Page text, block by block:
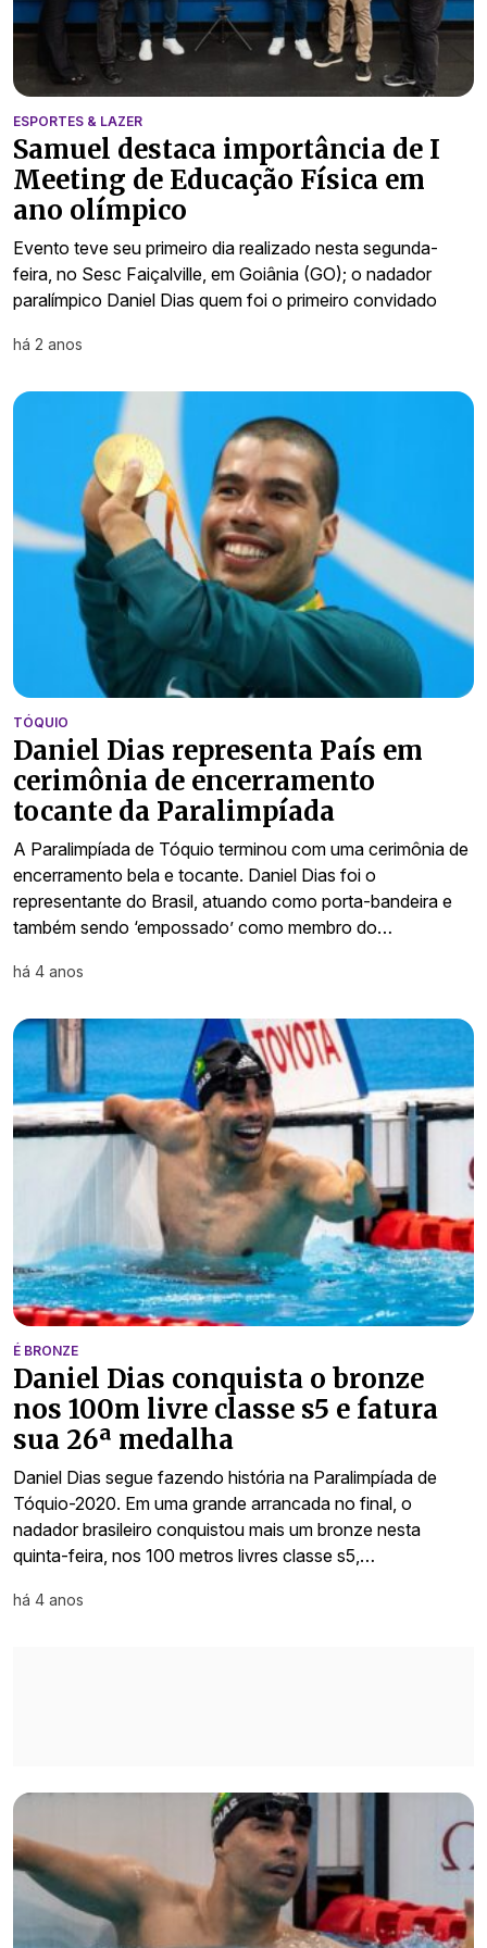
ESPORTES & LAZER
Samuel destaca importância de I
Meeting de Educação Física em
ano olímpico
Evento teve seu primeiro dia realizado nesta segunda-
feira, no Sesc Faiçalville, em Goiânia (GO); o nadador
paralímpico Daniel Dias quem foi o primeiro convidado
há 2 anos
TÓQUIO
Daniel Dias representa País em
cerimônia de encerramento
tocante da Paralimpíada
A Paralimpíada de Tóquio terminou com uma cerimônia de
encerramento bela e tocante. Daniel Dias foi o
representante do Brasil, atuando como porta-bandeira e
também sendo ‘empossado’ como membro do…
há 4 anos
É BRONZE
Daniel Dias conquista o bronze
nos 100m livre classe s5 e fatura
sua 26ª medalha
Daniel Dias segue fazendo história na Paralimpíada de
Tóquio-2020. Em uma grande arrancada no final, o
nadador brasileiro conquistou mais um bronze nesta
quinta-feira, nos 100 metros livres classe s5,…
há 4 anos